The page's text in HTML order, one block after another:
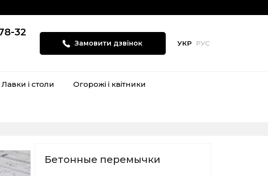
32
Замовити дзвінок УКР РУС
Лавки і столи Огорожі і квітники
Бетонные перемычки